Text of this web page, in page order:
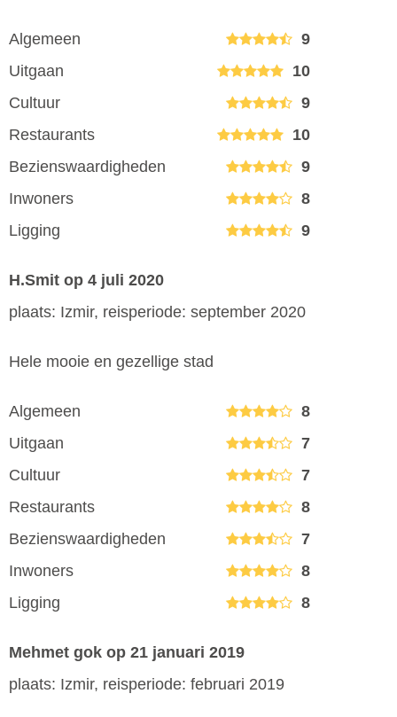
Algemeen
9
Uitgaan
10
Cultuur
9
Restaurants
10
Bezienswaardigheden
9
Inwoners
8
Ligging
9
H.Smit op 4 juli 2020
plaats: Izmir, reisperiode: september 2020
Hele mooie en gezellige stad
Algemeen
8
Uitgaan
7
Cultuur
7
Restaurants
8
Bezienswaardigheden
7
Inwoners
8
Ligging
8
Mehmet gok op 21 januari 2019
plaats: Izmir, reisperiode: februari 2019